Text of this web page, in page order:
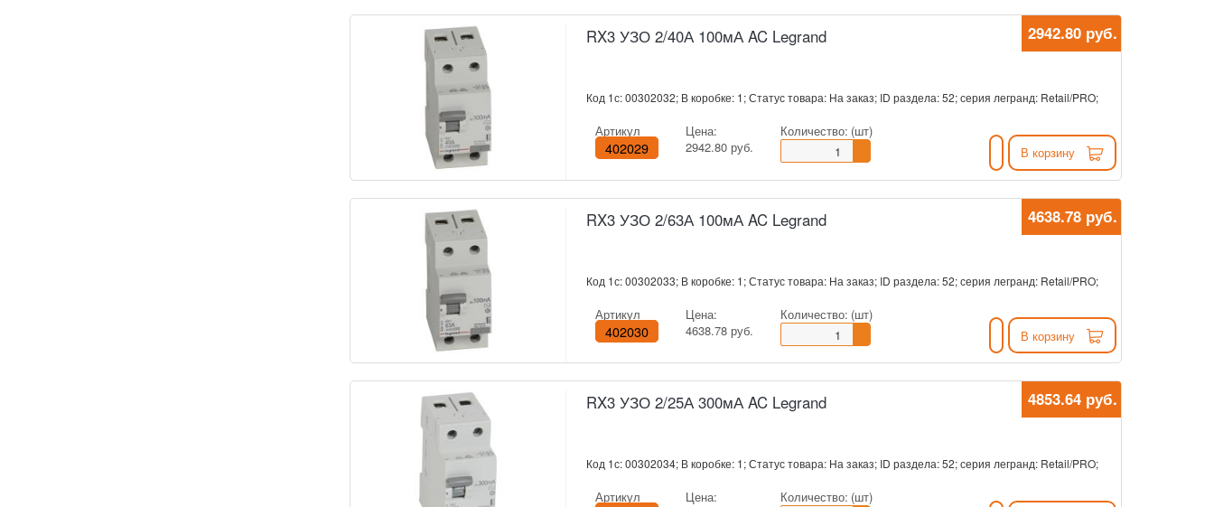
2942.80 руб.
RX3 УЗО 2/40А 100мА AC Legrand
Код 1с: 00302032; В коробке: 1; Статус товара: На заказ; ID раздела: 52; серия легранд: Retail/PRO;
Артикул
402029
Цена:
2942.80 руб.
Количество: (шт)
В корзину
4638.78 руб.
RX3 УЗО 2/63А 100мА AC Legrand
Код 1с: 00302033; В коробке: 1; Статус товара: На заказ; ID раздела: 52; серия легранд: Retail/PRO;
Артикул
402030
Цена:
4638.78 руб.
Количество: (шт)
В корзину
4853.64 руб.
RX3 УЗО 2/25А 300мА AC Legrand
Код 1с: 00302034; В коробке: 1; Статус товара: На заказ; ID раздела: 52; серия легранд: Retail/PRO;
Артикул
Цена:
Количество: (шт)